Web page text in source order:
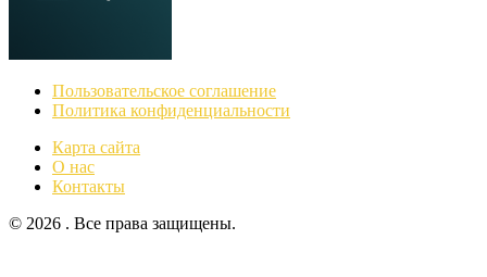
Пользовательское соглашение
Политика конфиденциальности
Карта сайта
О нас
Контакты
© 2026 . Все права защищены.